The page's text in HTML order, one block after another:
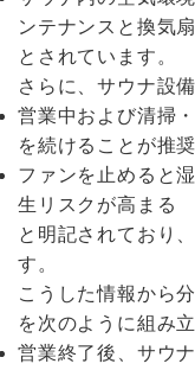
ンテナンスと換気
とされています。
さらに、サウナ設
営業中および清掃
を続けることが推
ファンを止めると
生リスクが高まる
と明記されており
す。
こうした情報から
を次のように組み
営業終了後、サウ